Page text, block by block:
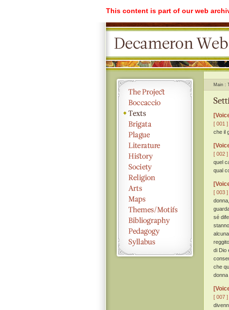
This content is part of our web
Main
[ 001 ]
che il
[ 002 ]
quel
qual
[ 003 ]
sé
di Dio
che
[ 007 ]